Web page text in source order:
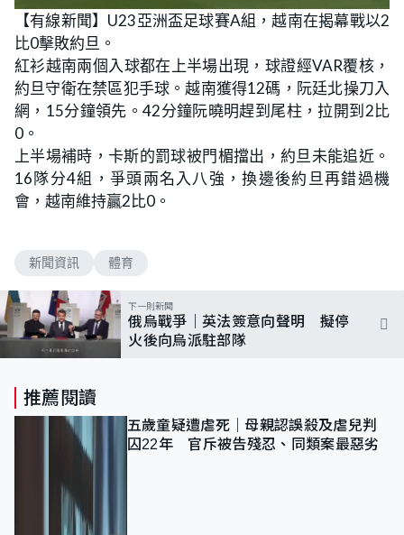
n
m
t
e
o
a
d
:
6
4
.
2
9
【有線新聞】U23亞洲盃足球賽A組，越南在揭幕戰以2
比0擊敗約旦。
紅衫越南兩個入球都在上半場出現，球證經VAR覆核，
約旦守衛在禁區犯手球。越南獲得12碼，阮廷北操刀入
網，15分鐘領先。42分鐘阮曉明趕到尾柱，拉開到2比
0。
上半場補時，卡斯的罰球被門楣擋出，約旦未能追近。
16隊分4組，爭頭兩名入八強，換邊後約旦再錯過機
會，越南維持贏2比0。
新聞資訊 體育
下一則新聞
俄烏戰爭｜英法簽意向聲明 擬停
火後向烏派駐部隊
推薦閱讀
五歲童疑遭虐死｜母親認誤殺及虐兒判
囚22年 官斥被告殘忍、同類案最惡劣